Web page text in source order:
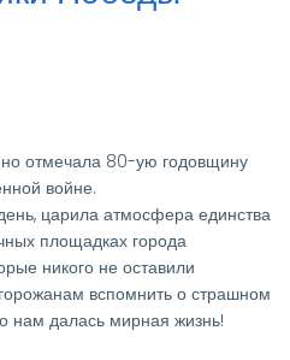
отмечала 80-ую годовщину
войне.
царила атмосфера единства
площадках города
никого не оставили
вспомнить о страшном
нам далась мирная жизнь!